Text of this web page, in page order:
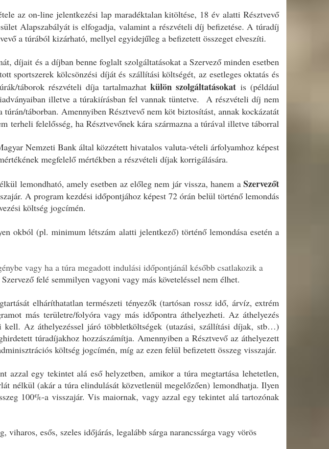
az on-line jelentkezési lap maradéktalan kitöltése, 18 év alatti Résztvevő
Alapszabályát is elfogadja, valamint a részvételi díj befizetése. A túradíj
a túrából kizárható, mellyel egyidejűleg a befizetett összeget elveszíti.
díjait és a díjban benne foglalt szolgáltatásokat a Szervező minden esetben
sportszerek kölcsönzési díját és szállítási költségét, az esetleges oktatás és
táborok részvételi díja tartalmazhatkülön szolgáltatásokat is (például
illetve a túrakiírásban fel vannak tüntetve. A részvételi díj nem
túrán/táborban. Amennyiben Résztvevő nem köt biztosítást, annak kockázatát
terheli felelősség, ha Résztvevőnek kára származna a túrával illetve táborral
Nemzeti Bank által közzétett hivatalos valuta-vételi árfolyamhoz képest
megfelelő mértékben a részvételi díjak korrigálására.
lemondható, amely esetben az előleg nem jár vissza, hanem a Szervezőt
A program kezdési időpontjához képest 72 órán belül történő lemondás
költség jogcímén.
okból (pl. minimum létszám alatti jelentkező) történő lemondása esetén a
vagy ha a túra megadott indulási időpontjánál később csatlakozik a
felé semmilyen vagyoni vagy más követeléssel nem élhet.
elháríthatatlan természeti tényezők (tartósan rossz idő, árvíz, extrém
más területre/folyóra vagy más időpontra áthelyezheti. Az áthelyezés
kell. Az áthelyezéssel járó többletköltségek (utazási, szállítási díjak, stb…)
túradíjakhoz hozzászámítja. Amennyiben a Résztvevő az áthelyezett
költség jogcímén, míg az ezen felül befizetett összeg visszajár.
egy tekintet alá eső helyzetben, amikor a túra megtartása lehetetlen,
nélkül (akár a túra elindulását közvetlenül megelőzően) lemondhatja. Ilyen
100%-a visszajár. Vis maiornak, vagy azzal egy tekintet alá tartozónak
esős, szeles időjárás, legalább sárga narancssárga vagy vörös